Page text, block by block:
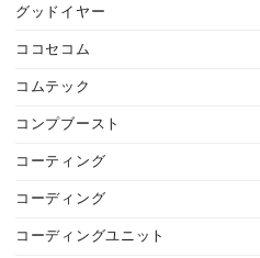
グッドイヤー
ココセコム
コムテック
コンプブースト
コーティング
コーディング
コーディングユニット